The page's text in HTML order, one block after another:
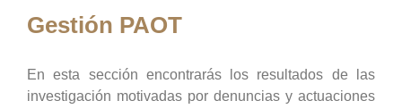
Gestión PAOT
En esta sección encontrarás los resultados de las
investigación motivadas por denuncias y actuaciones